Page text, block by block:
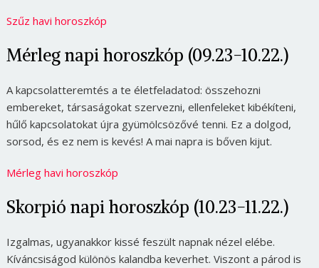
Szűz havi horoszkóp
Mérleg napi horoszkóp (09.23-10.22.)
A kapcsolatteremtés a te életfeladatod: összehozni
embereket, társaságokat szervezni, ellenfeleket kibékíteni,
hűlő kapcsolatokat újra gyümölcsözővé tenni. Ez a dolgod,
sorsod, és ez nem is kevés! A mai napra is bőven kijut.
Mérleg havi horoszkóp
Skorpió napi horoszkóp (10.23-11.22.)
Izgalmas, ugyanakkor kissé feszült napnak nézel elébe.
Kíváncsiságod különös kalandba keverhet. Viszont a párod is